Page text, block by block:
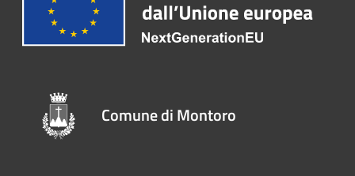
Comune di Montoro